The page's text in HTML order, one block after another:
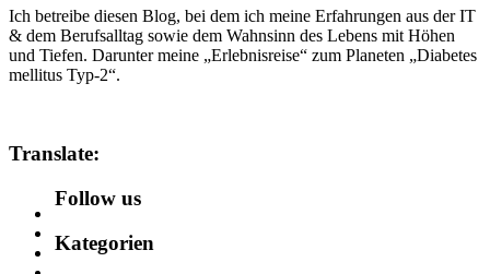
Ich betreibe diesen Blog, bei dem ich meine Erfahrungen aus der IT
& dem Berufsalltag sowie dem Wahnsinn des Lebens mit Höhen
und Tiefen. Darunter meine „Erlebnisreise“ zum Planeten „Diabetes
mellitus Typ-2“.
Translate:
Follow us
Kategorien